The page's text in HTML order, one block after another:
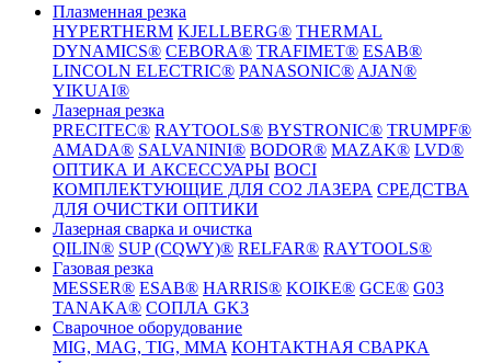
Плазменная резка
HYPERTHERM KJELLBERG® THERMAL
DYNAMICS® CEBORA® TRAFIMET® ESAB®
LINCOLN ELECTRIC® PANASONIC® AJAN®
YIKUAI®
Лазерная резка
PRECITEC® RAYTOOLS® BYSTRONIC® TRUMPF®
AMADA® SALVANINI® BODOR® MAZAK® LVD®
ОПТИКА И АКСЕССУАРЫ BOCI
КОМПЛЕКТУЮЩИЕ ДЛЯ CO2 ЛАЗЕРА СРЕДСТВА
ДЛЯ ОЧИСТКИ ОПТИКИ
Лазерная сварка и очистка
QILIN® SUP (CQWY)® RELFAR® RAYTOOLS®
Газовая резка
MESSER® ESAB® HARRIS® KOIKE® GCE® G03
TANAKA® СОПЛА GK3
Сварочное оборудование
MIG, MAG, TIG, MMA КОНТАКТНАЯ СВАРКА